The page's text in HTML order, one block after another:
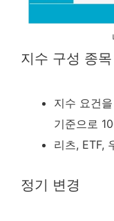
지수 구성 종
지수 요건
기준으로
리츠, ETF,
정기 변경